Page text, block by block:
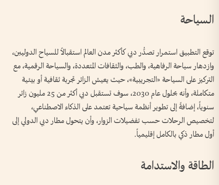
السياحة
توقع التطبيق استمرار تصدُّر دبي كأكثر مدن العالم استقبالاً للسياح الدوليين،
وازدهار سياحة الرفاهية، والطب، والثقافات المتعددة، والسياحة الرقمية، مع
التركيز على السياحة «التجريبية»، حيث يعيش الزائر تجربة ثقافية أو بيئية
متكاملة، وأنه بحلول عام 2030، سوف تستقبل دبي أكثر من 25 مليون زائر
سنوياً، إضافةً إلى تطوير أنظمة سياحية تعتمد على الذكاء الاصطناعي،
لتخصيص الرحلات حسب تفضيلات الزوار، وأن يتحول مطار دبي الدولي إلى
أول مطار ذكي بالكامل إقليمياً.
الطاقة والاستدامة